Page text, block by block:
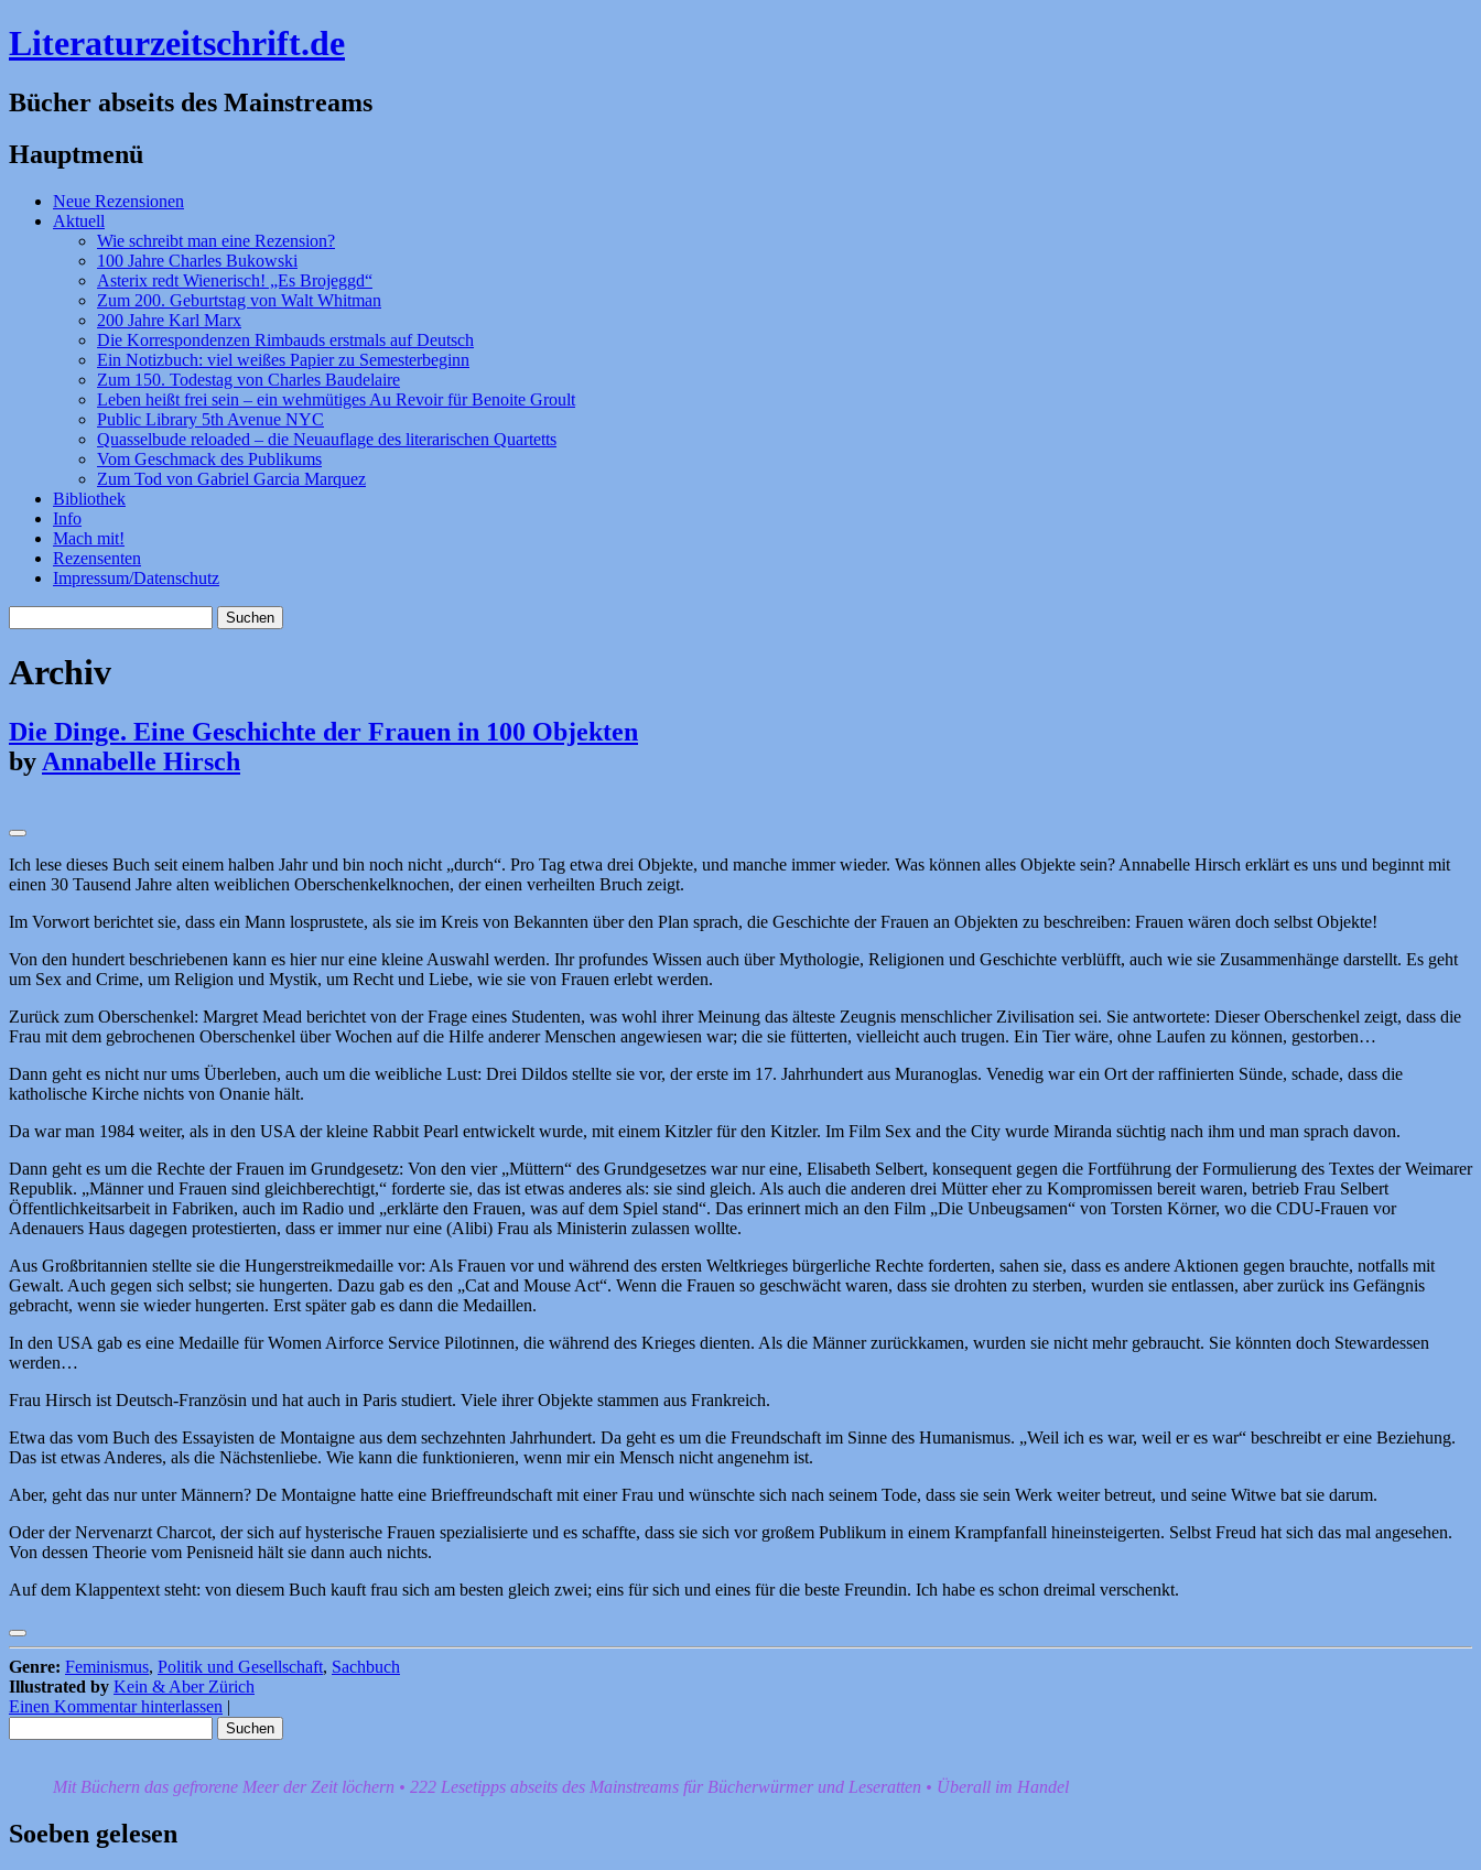
Literaturzeitschrift.de
Bücher abseits des Mainstreams
Hauptmenü
Zum
Inhalt
Neue Rezensionen
Aktuell
Wie schreibt man eine Rezension?
100 Jahre Charles Bukowski
Asterix redt Wienerisch! „Es Brojeggd“
Zum 200. Geburtstag von Walt Whitman
200 Jahre Karl Marx
Die Korrespondenzen Rimbauds erstmals auf Deutsch
Ein Notizbuch: viel weißes Papier zu Semesterbeginn
Zum 150. Todestag von Charles Baudelaire
Leben heißt frei sein – ein wehmütiges Au Revoir für Benoite Groult
Public Library 5th Avenue NYC
Quasselbude reloaded – die Neuauflage des literarischen Quartetts
Vom Geschmack des Publikums
Zum Tod von Gabriel Garcia Marquez
Bibliothek
Info
Mach mit!
Rezensenten
Impressum/Datenschutz
nach:
Archiv
Die Dinge. Eine Geschichte der Frauen in 100 Objekten
by Annabelle Hirsch
Ich lese dieses Buch seit einem halben Jahr und bin noch nicht „durch“. Pro Tag etwa drei Objekte, und manche immer wieder. Was können alles Objekte sein? Annabelle Hirsch erklärt es uns und beginnt mit
einen 30 Tausend Jahre alten weiblichen Oberschenkelknochen, der einen verheilten Bruch zeigt.
Im Vorwort berichtet sie, dass ein Mann losprustete, als sie im Kreis von Bekannten über den Plan sprach, die Geschichte der Frauen an Objekten zu beschreiben: Frauen wären doch selbst Objekte!
Von den hundert beschriebenen kann es hier nur eine kleine Auswahl werden. Ihr profundes Wissen auch über Mythologie, Religionen und Geschichte verblüfft, auch wie sie Zusammenhänge darstellt. Es geht
um Sex and Crime, um Religion und Mystik, um Recht und Liebe, wie sie von Frauen erlebt werden.
Zurück zum Oberschenkel: Margret Mead berichtet von der Frage eines Studenten, was wohl ihrer Meinung das älteste Zeugnis menschlicher Zivilisation sei. Sie antwortete: Dieser Oberschenkel zeigt, dass die
Frau mit dem gebrochenen Oberschenkel über Wochen auf die Hilfe anderer Menschen angewiesen war; die sie fütterten, vielleicht auch trugen. Ein Tier wäre, ohne Laufen zu können, gestorben…
Dann geht es nicht nur ums Überleben, auch um die weibliche Lust: Drei Dildos stellte sie vor, der erste im 17. Jahrhundert aus Muranoglas. Venedig war ein Ort der raffinierten Sünde, schade, dass die
katholische Kirche nichts von Onanie hält.
Da war man 1984 weiter, als in den USA der kleine Rabbit Pearl entwickelt wurde, mit einem Kitzler für den Kitzler. Im Film Sex and the City wurde Miranda süchtig nach ihm und man sprach davon.
Dann geht es um die Rechte der Frauen im Grundgesetz: Von den vier „Müttern“ des Grundgesetzes war nur eine, Elisabeth Selbert, konsequent gegen die Fortführung der Formulierung des Textes der Weimarer
Republik. „Männer und Frauen sind gleichberechtigt,“ forderte sie, das ist etwas anderes als: sie sind gleich. Als auch die anderen drei Mütter eher zu Kompromissen bereit waren, betrieb Frau Selbert
Öffentlichkeitsarbeit in Fabriken, auch im Radio und „erklärte den Frauen, was auf dem Spiel stand“. Das erinnert mich an den Film „Die Unbeugsamen“ von Torsten Körner, wo die CDU-Frauen vor
Adenauers Haus dagegen protestierten, dass er immer nur eine (Alibi) Frau als Ministerin zulassen wollte.
Aus Großbritannien stellte sie die Hungerstreikmedaille vor: Als Frauen vor und während des ersten Weltkrieges bürgerliche Rechte forderten, sahen sie, dass es andere Aktionen gegen brauchte, notfalls mit
Gewalt. Auch gegen sich selbst; sie hungerten. Dazu gab es den „Cat and Mouse Act“. Wenn die Frauen so geschwächt waren, dass sie drohten zu sterben, wurden sie entlassen, aber zurück ins Gefängnis
gebracht, wenn sie wieder hungerten. Erst später gab es dann die Medaillen.
In den USA gab es eine Medaille für Women Airforce Service Pilotinnen, die während des Krieges dienten. Als die Männer zurückkamen, wurden sie nicht mehr gebraucht. Sie könnten doch Stewardessen
werden…
Frau Hirsch ist Deutsch-Französin und hat auch in Paris studiert. Viele ihrer Objekte stammen aus Frankreich.
Etwa das vom Buch des Essayisten de Montaigne aus dem sechzehnten Jahrhundert. Da geht es um die Freundschaft im Sinne des Humanismus. „Weil ich es war, weil er es war“ beschreibt er eine Beziehung.
Das ist etwas Anderes, als die Nächstenliebe. Wie kann die funktionieren, wenn mir ein Mensch nicht angenehm ist.
Aber, geht das nur unter Männern? De Montaigne hatte eine Brieffreundschaft mit einer Frau und wünschte sich nach seinem Tode, dass sie sein Werk weiter betreut, und seine Witwe bat sie darum.
Oder der Nervenarzt Charcot, der sich auf hysterische Frauen spezialisierte und es schaffte, dass sie sich vor großem Publikum in einem Krampfanfall hineinsteigerten. Selbst Freud hat sich das mal angesehen.
Von dessen Theorie vom Penisneid hält sie dann auch nichts.
Auf dem Klappentext steht: von diesem Buch kauft frau sich am besten gleich zwei; eins für sich und eines für die beste Freundin. Ich habe es schon dreimal verschenkt.
Genre: Feminismus, Politik und Gesellschaft, Sachbuch
Illustrated by Kein & Aber Zürich
Einen Kommentar hinterlassen
nach:
Mit Büchern das gefrorene Meer der Zeit löchern • 222 Lesetipps abseits des Mainstreams für Bücherwürmer und Leseratten • Überall im Handel
Soeben gelesen